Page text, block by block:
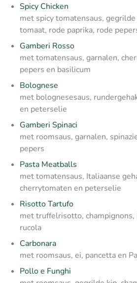
Spicy Chicken
met spicy tomatensaus,
tomaat, rode paprika, rode
Gamberi Rosso
met tomatensaus, garnalen,
pepers en basilicum
Bolognese
met bolognesesaus,
en peterselie
Gamberi Spinaci
met roomsaus, garnalen,
pepers
Pasta Meatballs
met tomatensaus, Italiaanse
cherrytomaten en peterselie
Risotto Tartufo
met truffelrisotto, champignons,
rucola
Carbonara
met roomsaus, ei, pancetta en
Pollo e Funghi